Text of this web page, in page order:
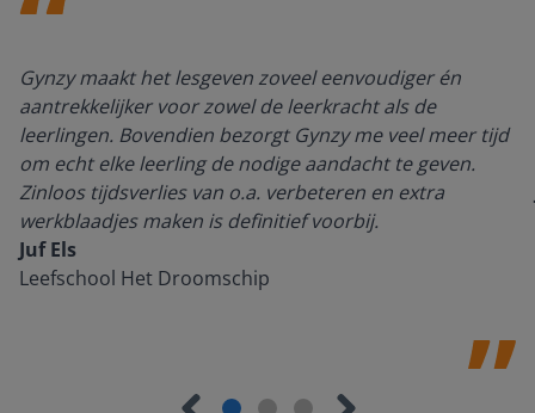
Gynzy maakt het lesgeven zoveel eenvoudiger én
aantrekkelijker voor zowel de leerkracht als de
leerlingen. Bovendien bezorgt Gynzy me veel meer tijd
om echt elke leerling de nodige aandacht te geven.
Zinloos tijdsverlies van o.a. verbeteren en extra
werkblaadjes maken is definitief voorbij.
Juf Els
Leefschool Het Droomschip